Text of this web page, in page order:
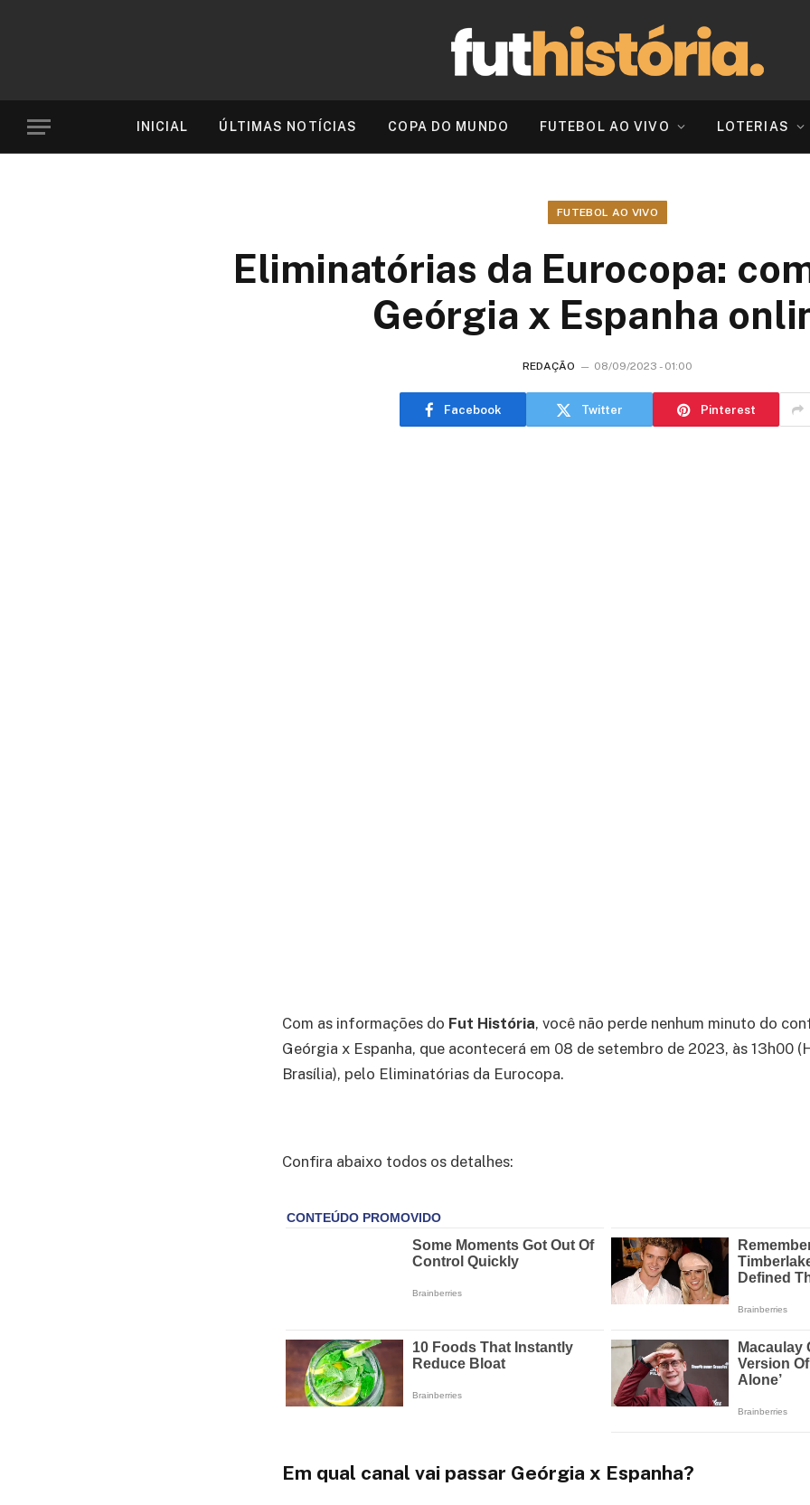
INICIAL ÚLTIMAS NOTÍCIAS COPA DO MUNDO FUTEBOL AO VIVO LOTERIAS
FUTEBOL AO VIVO
Eliminatórias da Eurocopa:
Geórgia x Espanha
REDAÇÃO 08/09/2023 - 01:00
Facebook Twitter Pinterest
Com as informações do Fut História, você não perde nenhum minuto do
Geórgia x Espanha, que acontecerá em 08 de setembro de 2023, às 13h00
Brasília), pelo Eliminatórias da Eurocopa.
Confira abaixo todos os detalhes:
Em qual canal vai passar Geórgia x Espanha?